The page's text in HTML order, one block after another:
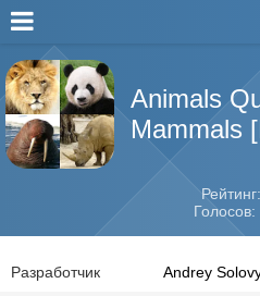
Animals
Разработчик Andrey